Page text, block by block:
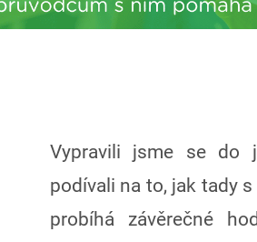
Vypravili jsme se do
podívali na to, jak tady
probíhá závěrečné